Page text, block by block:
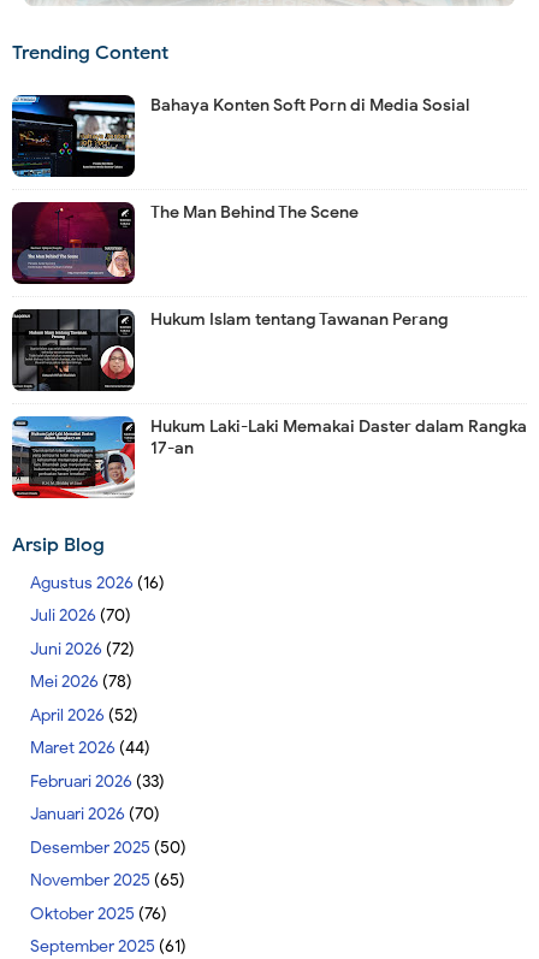
Trending Content
Bahaya Konten Soft Porn di Media Sosial
The Man Behind The Scene
Hukum Islam tentang Tawanan Perang
Hukum Laki-Laki Memakai Daster dalam Rangka
17-an
Arsip Blog
Agustus 2026 (16)
Juli 2026 (70)
Juni 2026 (72)
Mei 2026 (78)
April 2026 (52)
Maret 2026 (44)
Februari 2026 (33)
Januari 2026 (70)
Desember 2025 (50)
November 2025 (65)
Oktober 2025 (76)
September 2025 (61)